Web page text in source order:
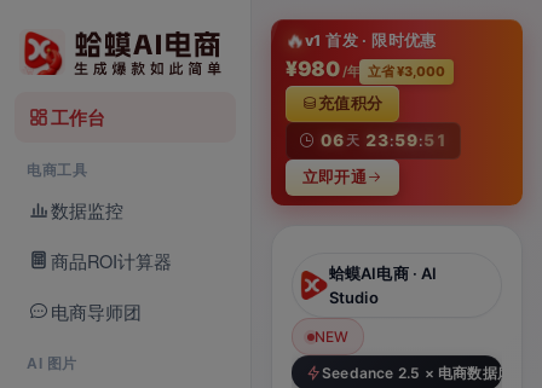
工作台
电商工具
数据监控
商品ROI计算器
电商导师团
AI 图片
🔥v1 首发 · 限时优惠
¥980/年 立省 ¥3,000
06 天 23:59:50
充值积分
立即开通
蛤蟆AI电商 · AI Video
NEW
蛤蟆AI电商 · AI
Studio
NEW
Seedance 2.5 × 电商数据库